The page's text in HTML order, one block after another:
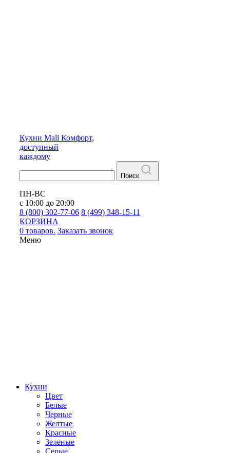
Кухни Mall Комфорт,
доступный
каждому
Поиск
ПН-ВС
с 10:00 до 20:00
8 (800) 302-77-06 8 (499) 348-15-11
КОРЗИНА
0 товаров. Заказать звонок
Меню
Кухни
Цвет
Белые
Черные
Желтые
Красные
Зеленые
Серые